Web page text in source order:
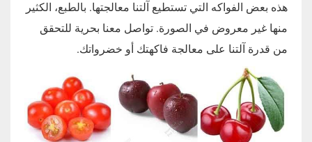
هذه بعض الفواكه التي تستطيع آلتنا معالجتها. بالطبع، الكثير
منها غير معروض في الصورة. تواصل معنا بحرية للتحقق
من قدرة آلتنا على معالجة فاكهتك أو خضرواتك.